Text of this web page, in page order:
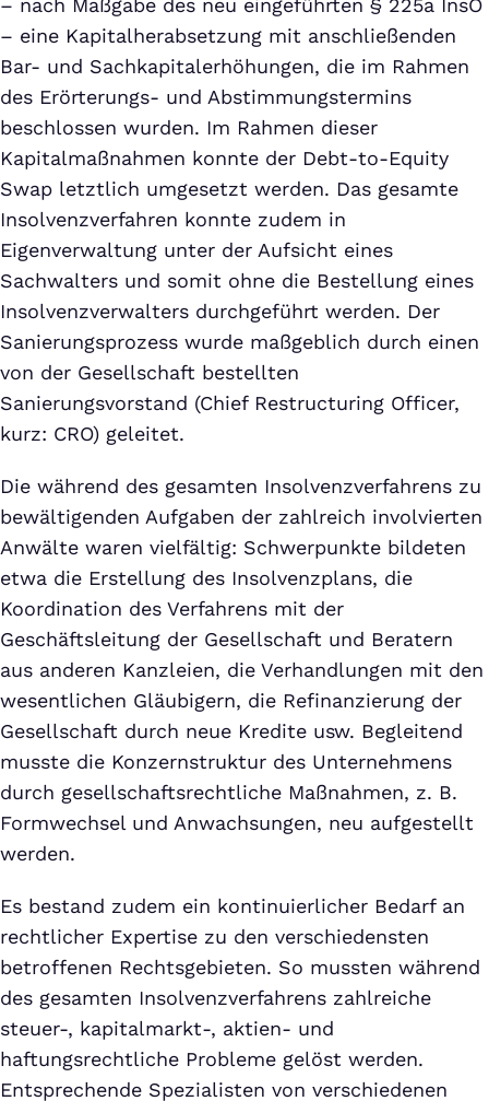
– nach Maßgabe des neu eingeführten § 225a InsO
– eine Kapitalherabsetzung mit anschließenden
Bar- und Sachkapitalerhöhungen, die im Rahmen
des Erörterungs- und Abstimmungstermins
beschlossen wurden. Im Rahmen dieser
Kapitalmaßnahmen konnte der Debt-to-Equity
Swap letztlich umgesetzt werden. Das gesamte
Insolvenzverfahren konnte zudem in
Eigenverwaltung unter der Aufsicht eines
Sachwalters und somit ohne die Bestellung eines
Insolvenzverwalters durchgeführt werden. Der
Sanierungsprozess wurde maßgeblich durch einen
von der Gesellschaft bestellten
Sanierungsvorstand (Chief Restructuring Officer,
kurz: CRO) geleitet.
Die während des gesamten Insolvenzverfahrens zu
bewältigenden Aufgaben der zahlreich involvierten
Anwälte waren vielfältig: Schwerpunkte bildeten
etwa die Erstellung des Insolvenzplans, die
Koordination des Verfahrens mit der
Geschäftsleitung der Gesellschaft und Beratern
aus anderen Kanzleien, die Verhandlungen mit den
wesentlichen Gläubigern, die Refinanzierung der
Gesellschaft durch neue Kredite usw. Begleitend
musste die Konzernstruktur des Unternehmens
durch gesellschaftsrechtliche Maßnahmen, z. B.
Formwechsel und Anwachsungen, neu aufgestellt
werden.
Es bestand zudem ein kontinuierlicher Bedarf an
rechtlicher Expertise zu den verschiedensten
betroffenen Rechtsgebieten. So mussten während
des gesamten Insolvenzverfahrens zahlreiche
steuer-, kapitalmarkt-, aktien- und
haftungsrechtliche Probleme gelöst werden.
Entsprechende Spezialisten von verschiedenen